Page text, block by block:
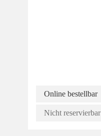
Online bestellbar
Nicht reservierbar